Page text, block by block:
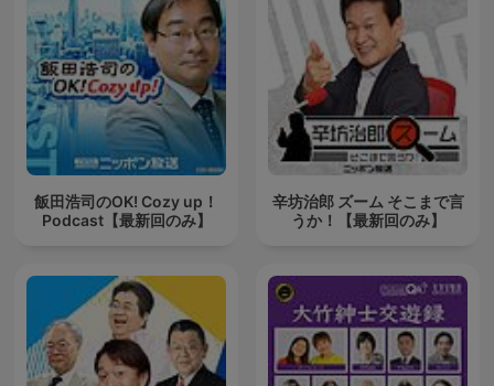
飯田浩司のOK! Cozy up！
Podcast【最新回のみ】
辛坊治郎 ズーム そこまで言
うか！【最新回のみ】